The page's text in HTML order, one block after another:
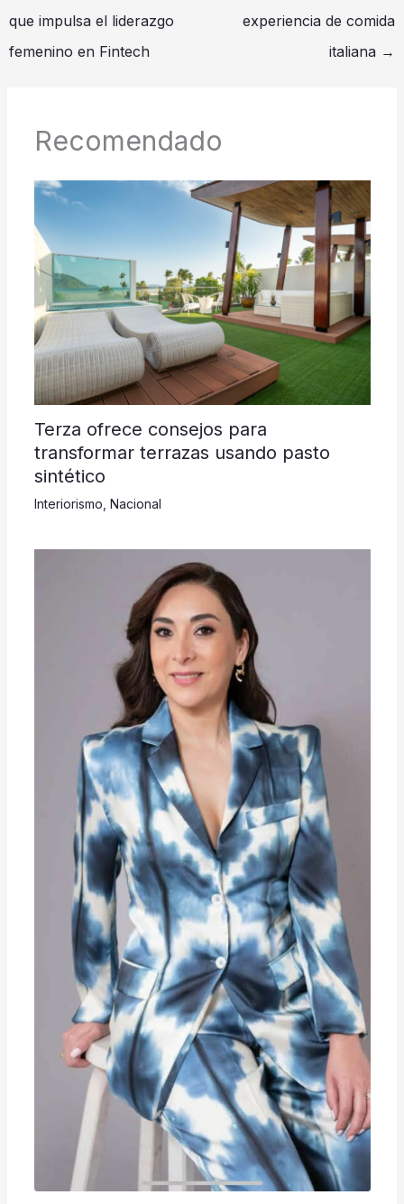
que impulsa el liderazgo
femenino en Fintech
experiencia de comida
italiana →
Recomendado
Terza ofrece consejos para
transformar terrazas usando pasto
sintético
Interiorismo Nacional